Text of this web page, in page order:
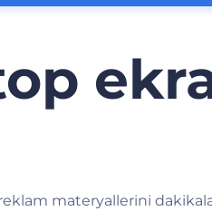
materyallerini